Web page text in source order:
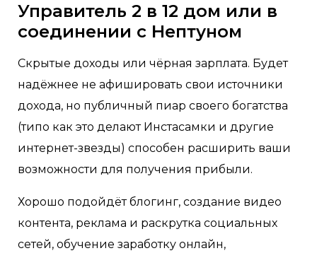
Управитель 2 в 12 дом или в
соединении с Нептуном
Скрытые доходы или чёрная зарплата. Будет
надёжнее не афишировать свои источники
дохода, но публичный пиар своего богатства
(типо как это делают Инстасамки и другие
интернет-звезды) способен расширить ваши
возможности для получения прибыли.
Хорошо подойдёт блогинг, создание видео
контента, реклама и раскрутка социальных
сетей, обучение заработку онлайн,